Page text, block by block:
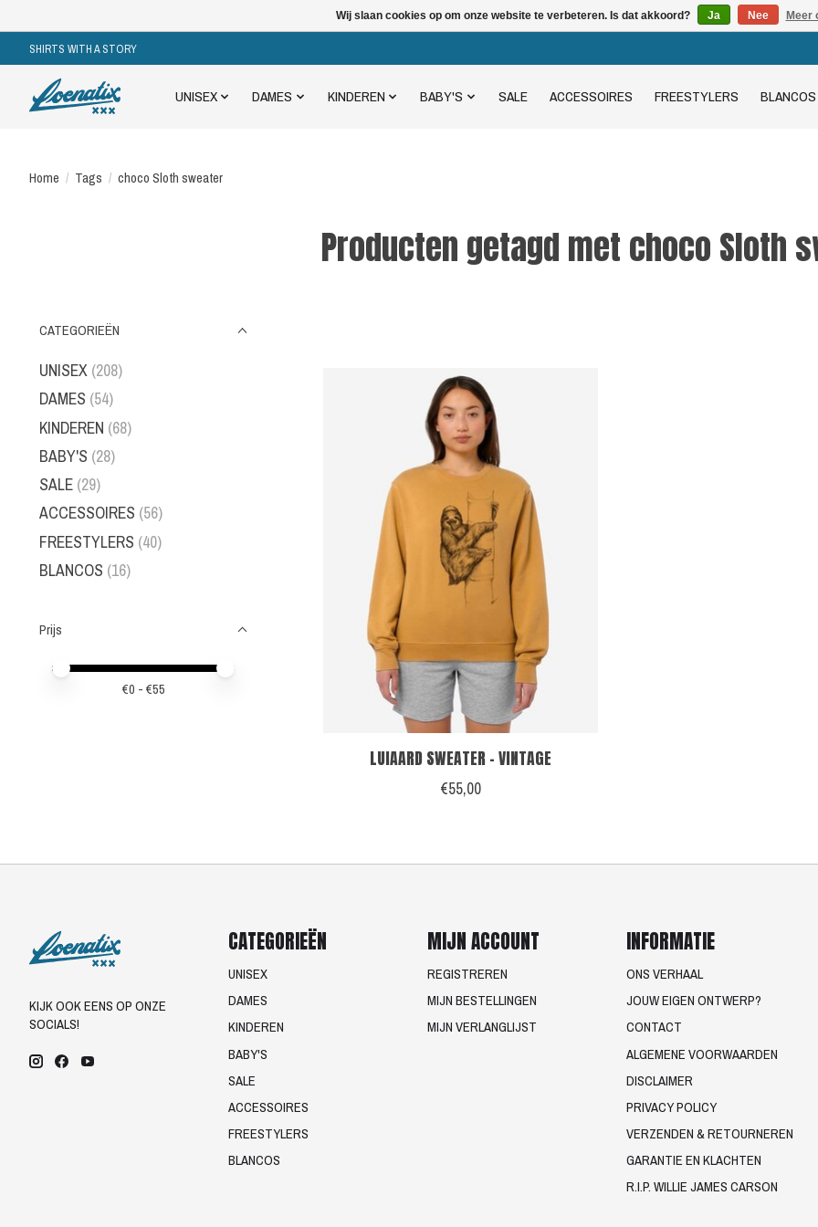
SHIRTS WITH A STORY
UNISEX DAMES KINDEREN BABY'S SALE ACCESSOIRES FREESTYLERS BLANCOS
Home / Tags / choco Sloth sweater
Producten getagd met choco Sloth
CATEGORIEËN
UNISEX (208)
DAMES (54)
KINDEREN (68)
BABY'S (28)
SALE (29)
ACCESSOIRES (56)
FREESTYLERS (40)
BLANCOS (16)
Prijs
Minimale prijswaarde
Price maximum value
€0 - €55
LUIAARD SWEATER - VINTAGE
€55,00
KIJK OOK EENS OP ONZE
SOCIALS!
CATEGORIEËN
UNISEX
DAMES
KINDEREN
BABY'S
SALE
ACCESSOIRES
FREESTYLERS
BLANCOS
MIJN ACCOUNT
REGISTREREN
MIJN BESTELLINGEN
MIJN VERLANGLIJST
INFORMATIE
ONS VERHAAL
JOUW EIGEN ONTWERP?
CONTACT
ALGEMENE VOORWAARDEN
DISCLAIMER
PRIVACY POLICY
VERZENDEN & RETOURNEREN
GARANTIE EN KLACHTEN
R.I.P. WILLIE JAMES CARSON
Wij slaan cookies op om onze website te verbeteren. Is dat akkoord? Ja Nee Meer